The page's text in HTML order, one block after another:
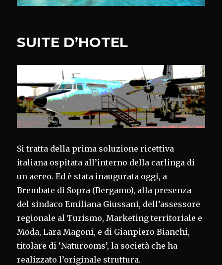
SUITE D’HOTEL
Si tratta della prima soluzione ricettiva
italiana ospitata all’interno della carlinga di
un aereo. Ed è stata inaugurata oggi, a
Brembate di Sopra (Bergamo), alla presenza
del sindaco Emiliana Giussani, dell’assessore
regionale al Turismo, Marketing territoriale e
Moda, Lara Magoni, e di Gianpiero Bianchi,
titolare di ‘Naturooms’, la società che ha
realizzato l’originale struttura.